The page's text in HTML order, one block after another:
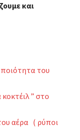
και
ποιότητα του
” στο
αέρα ( ρύποι